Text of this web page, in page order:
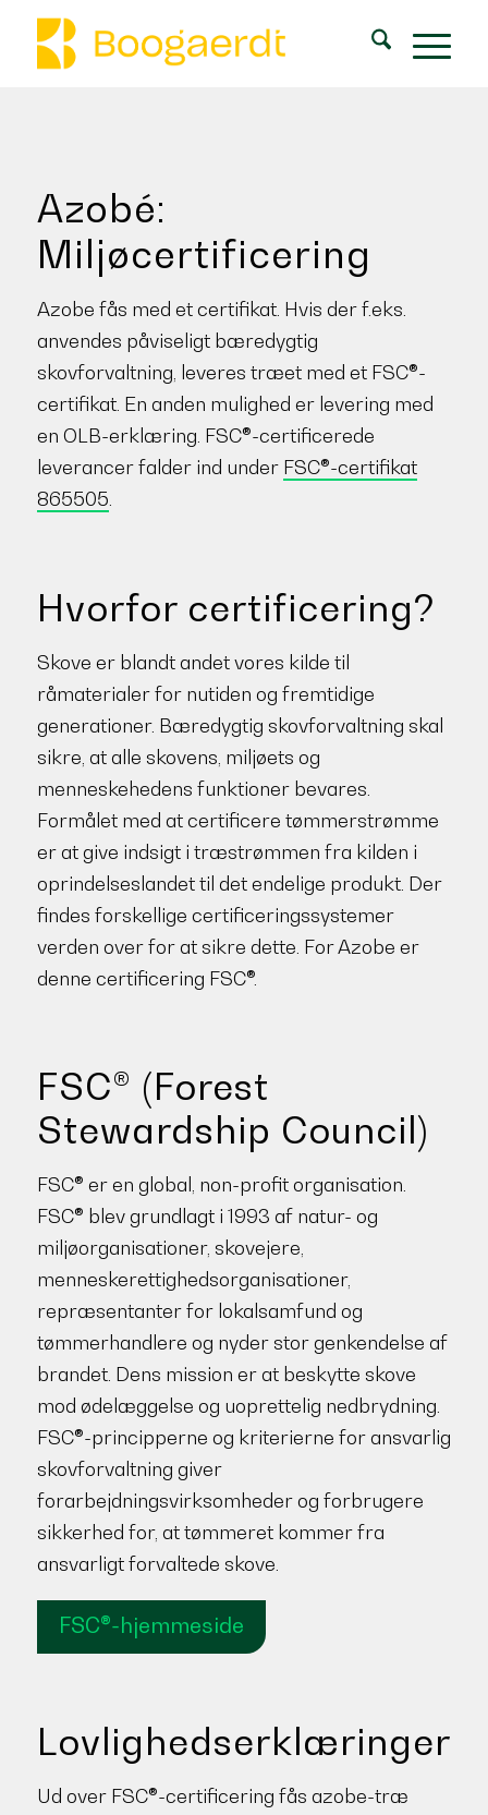
Azobé:
Miljøcertificering
Azobe fås med et certifikat. Hvis der f.eks.
anvendes påviseligt bæredygtig
skovforvaltning, leveres træet med et FSC®-
certifikat. En anden mulighed er levering med
en OLB-erklæring. FSC®-certificerede
leverancer falder ind under FSC®-certifikat
865505.
Hvorfor certificering?
Skove er blandt andet vores kilde til
råmaterialer for nutiden og fremtidige
generationer. Bæredygtig skovforvaltning skal
sikre, at alle skovens, miljøets og
menneskehedens funktioner bevares.
Formålet med at certificere tømmerstrømme
er at give indsigt i træstrømmen fra kilden i
oprindelseslandet til det endelige produkt. Der
findes forskellige certificeringssystemer
verden over for at sikre dette. For Azobe er
denne certificering FSC®.
FSC® (Forest
Stewardship Council)
FSC® er en global, non-profit organisation.
FSC® blev grundlagt i 1993 af natur- og
miljøorganisationer, skovejere,
menneskerettighedsorganisationer,
repræsentanter for lokalsamfund og
tømmerhandlere og nyder stor genkendelse af
brandet. Dens mission er at beskytte skove
mod ødelæggelse og uoprettelig nedbrydning.
FSC®-principperne og kriterierne for ansvarlig
skovforvaltning giver
forarbejdningsvirksomheder og forbrugere
sikkerhed for, at tømmeret kommer fra
ansvarligt forvaltede skove.
FSC®-hjemmeside
Lovlighedserklæringer
Ud over FSC®-certificering fås azobe-træ